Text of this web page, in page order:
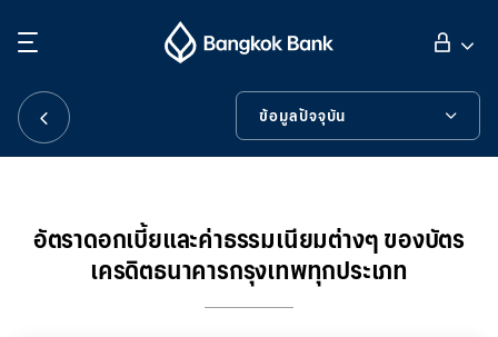
ลูกค้าบุคคล
กิจการธนาคารต่างประเทศ
ข้อมูลปัจจุบัน
ข้อมูลย้อนหลัง
เครื่องมือช่วยเหลือ
อัตราดอกเบี้ยและค่าธรรมเนียมต่างๆ ของบัตร
เครดิตธนาคารกรุงเทพทุกประเภท